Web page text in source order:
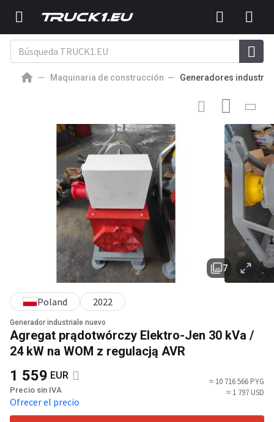
Maquinaria de construcción Generadores
Agregat prądotwórczy
Generador industriale nuevo
Agregat prądotwórczy Elektro-Jen 30 kVa /
24 kW na WOM z regulacją AVR
7
Poland 2022
1 559 EUR
Precio sin IVA
Ofrecer el precio
≈ 10 716 566 PYG
≈ 1 797 USD